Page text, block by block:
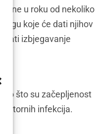
u roku od nekoliko
koje će dati njihov
izbjegavanje
što su začepljenost
infekcija.